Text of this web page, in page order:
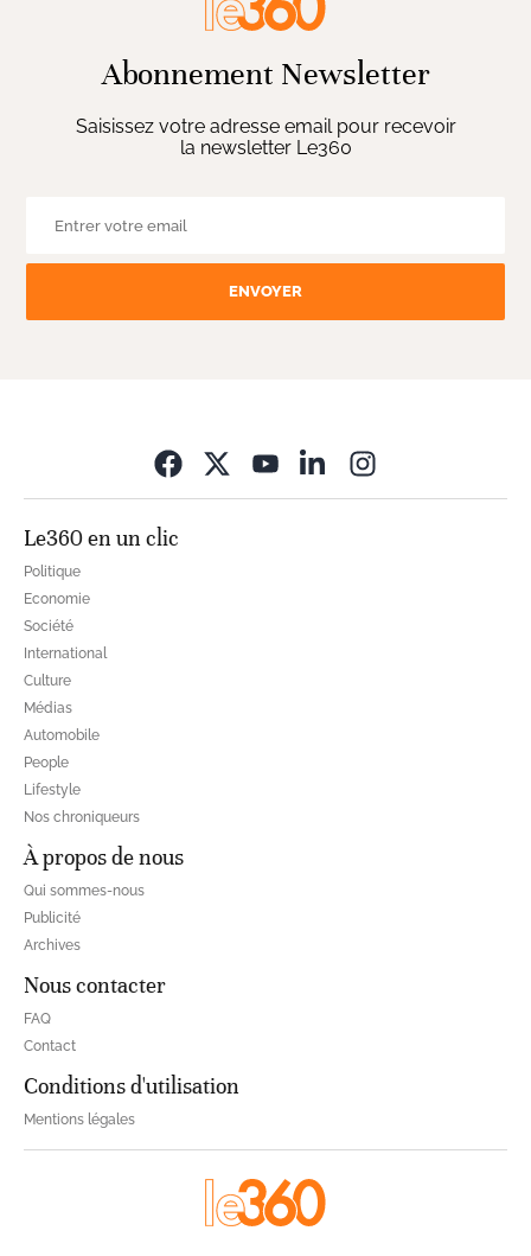
Abonnement Newsletter
Saisissez votre adresse email pour recevoir
la newsletter Le360
ENVOYER
Le360 en un clic
Politique
Economie
Société
International
Culture
Médias
Automobile
People
Lifestyle
Nos chroniqueurs
À propos de nous
Qui sommes-nous
Publicité
Archives
Nous contacter
FAQ
Contact
Conditions d'utilisation
Mentions légales